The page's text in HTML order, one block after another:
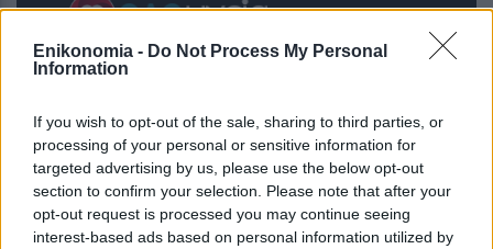
Enikonomia - Do Not Process My Personal
Information
If you wish to opt-out of the sale, sharing to third parties, or
processing of your personal or sensitive information for
targeted advertising by us, please use the below opt-out
section to confirm your selection. Please note that after your
opt-out request is processed you may continue seeing
interest-based ads based on personal information utilized by